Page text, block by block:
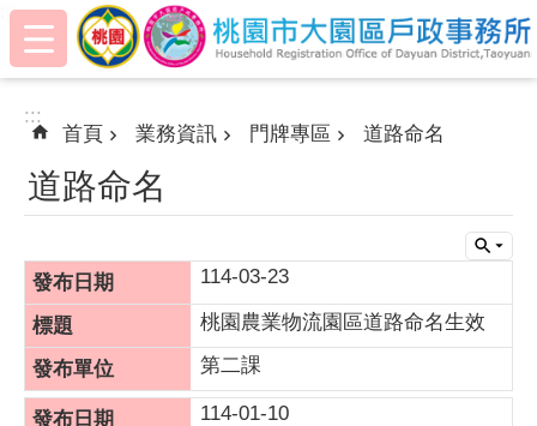
跳到主要內容區塊
:::
:::
首頁 業務資訊 門牌專區 道路命名
道路命名
114-03-23
桃園農業物流園區道路命名生效
第二課
114-01-10